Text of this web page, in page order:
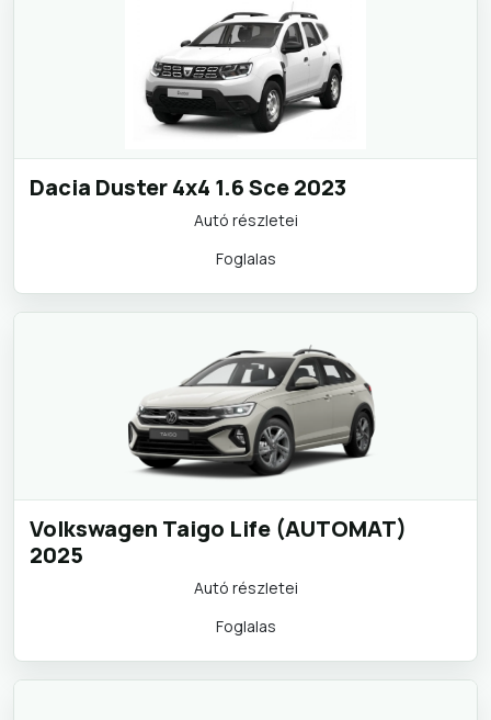
Dacia Duster 4x4 1.6 Sce 2023
Autó részletei
Foglalas
Volkswagen Taigo Life (AUTOMAT)
2025
Autó részletei
Foglalas